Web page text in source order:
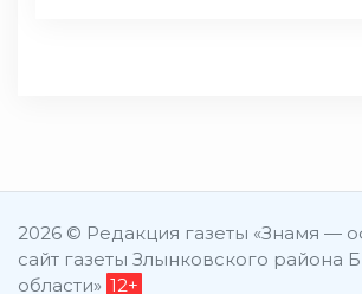
2026 © Редакция газеты «Знамя —
сайт газеты Злынковского района
области» 12+